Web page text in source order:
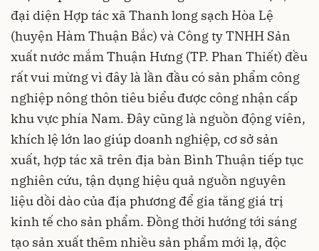
đại diện Hợp tác xã Thanh long sạch Hòa Lệ
(huyện Hàm Thuận Bắc) và Công ty TNHH Sản
xuất nước mắm Thuận Hưng (TP. Phan Thiết) đều
rất vui mừng vì đây là lần đầu có sản phẩm công
nghiệp nông thôn tiêu biểu được công nhận cấp
khu vực phía Nam. Đây cũng là nguồn động viên,
khích lệ lớn lao giúp doanh nghiệp, cơ sở sản
xuất, hợp tác xã trên địa bàn Bình Thuận tiếp tục
nghiên cứu, tận dụng hiệu quả nguồn nguyên
liệu dồi dào của địa phương để gia tăng giá trị
kinh tế cho sản phẩm. Đồng thời hướng tới sáng
tạo sản xuất thêm nhiều sản phẩm mới lạ, độc